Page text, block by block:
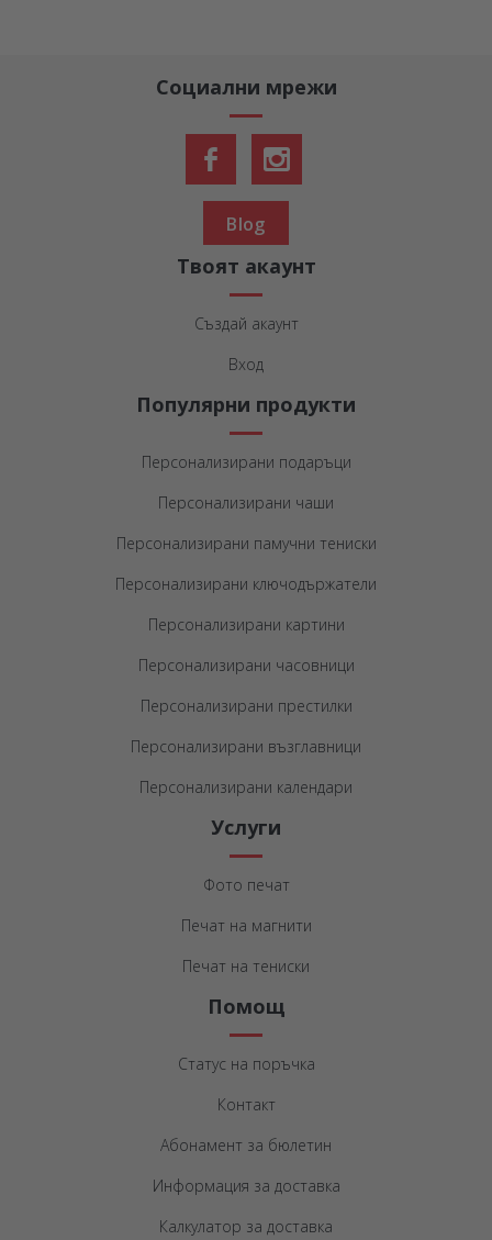
Социални мрежи
Blog
Твоят акаунт
Създай акаунт
Вход
Популярни продукти
Персонализирани подаръци
Персонализирани чаши
Персонализирани памучни тениски
Персонализирани ключодържатели
Персонализирани картини
Персонализирани часовници
Персонализирани престилки
Персонализирани възглавници
Персонализирани календари
Услуги
Фото печат
Печат на магнити
Печат на тениски
Помощ
Статус на поръчка
Контакт
Абонамент за бюлетин
Информация за доставка
Калкулатор за доставка